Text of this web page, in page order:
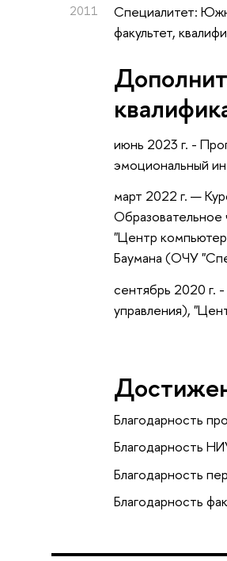
2011
Специалитет:
факультет,
июнь 2023 г. -
эмоциональный
март 2022 г. —
Образовательное
"Центр
Баумана (ОЧУ
сентябрь 2020 г.
управления),
Благодарность
Благодарность
Благодарность
Благодарность